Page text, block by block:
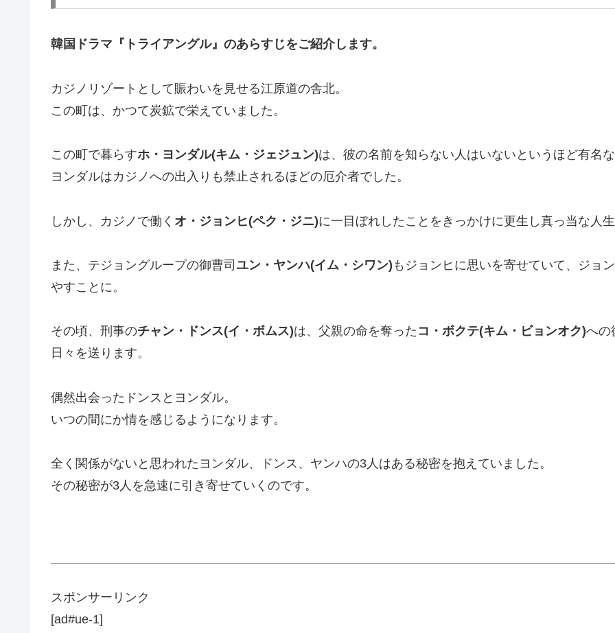
韓国ドラマ『トライアングル』のあらすじ をご紹介します。
カジノリゾートとして賑わいを見せる江原道の舎北。
この町は、かつて炭鉱で栄えていました。
この町で暮らすホ・ヨンダル(キム・ジェジュン)は、彼の名前を知らない人はいないというほど有名
ヨンダルはカジノへの出入りも禁止されるほどの厄介者でした。
しかし、カジノで働く オ・ジョンヒ(ペク・ジニ)に一目ぼれしたことをきっかけに更生し真っ当な人
また、テジョングループの御曹司 ユン・ヤンハ(イム・シワン) もジョンヒに思いを寄せていて、ジョ
やすことに。
その頃、刑事のチャン・ドンス(イ・ボムス)は、父親の命を奪った コ・ボクテ(キム・ビョンオク)への
日々を送ります。
偶然出会ったドンスとヨンダル。
いつの間にか情を感じるようになります。
全く関係がないと思われたヨンダル、ドンス、ヤンハの3人はある秘密を抱えていました。
その秘密が3人を急速に引き寄せていくのです。
スポンサーリンク
[ad#ue-1]